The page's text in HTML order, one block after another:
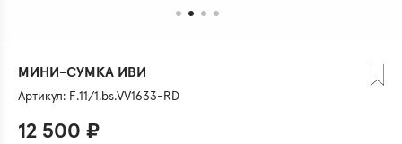
МИНИ-СУМКА ИВИ
Артикул: F.11/1.bs.VV1633-RD
12 500 ₽